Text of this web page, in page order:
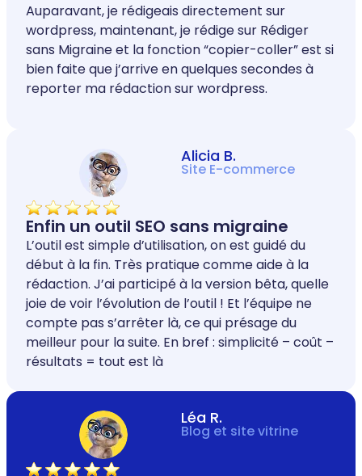
Auparavant, je rédigeais directement sur
wordpress, maintenant, je rédige sur Rédiger
sans Migraine et la fonction “copier-coller” est si
bien faite que j’arrive en quelques secondes à
reporter ma rédaction sur wordpress.
Alicia B.
Site E-commerce
Enfin un outil SEO sans migraine
L’outil est simple d’utilisation, on est guidé du
début à la fin. Très pratique comme aide à la
rédaction. J’ai participé à la version bêta, quelle
joie de voir l’évolution de l’outil ! Et l’équipe ne
compte pas s’arrêter là, ce qui présage du
meilleur pour la suite. En bref : simplicité – coût –
résultats = tout est là
Léa R.
Blog et site vitrine